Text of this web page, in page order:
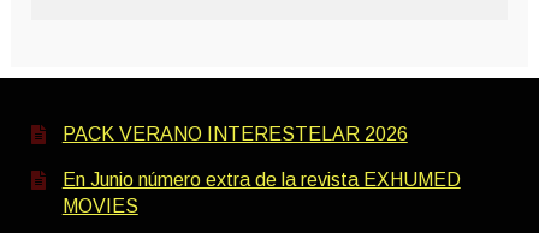
PACK VERANO INTERESTELAR 2026
En Junio número extra de la revista EXHUMED
MOVIES